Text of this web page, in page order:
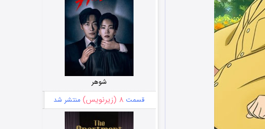
شوهر
قسمت ۸ (زیرنویس) منتشر شد